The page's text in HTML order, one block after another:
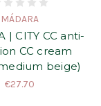
MÁDARA
| CITY CC anti-
CC cream
beige)
€27.70